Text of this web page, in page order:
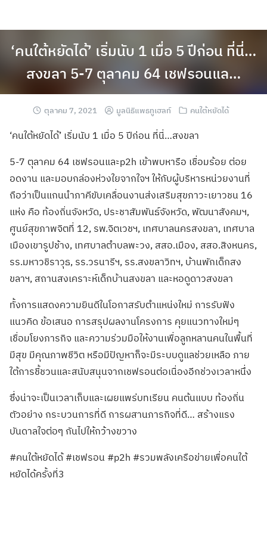
‘คนใต้หยัดได้’ เริ่มนับ 1 เมื่อ 5 ปีก่อน ที่นี่…
สงขลา 5-7 ตุลาคม 64 เชฟรอนแล…
ตุลาคม 7, 2021 มูลนิธิแพธทูเฮลท์ คนใต้หยัดได้
‘คนใต้หยัดได้’ เริ่มนับ 1 เมื่อ 5 ปีก่อน ที่นี่…สงขลา
5-7 ตุลาคม 64 เชฟรอนและp2h เข้าพบหารือ เชื่อมร้อย ต่อย
อดงาน และมอบกล่องห่วงใยจากใจฯ ให้กับผู้บริหารหน่วยงานที่
ถือว่าเป็นแกนนำภาคีขับเคลื่อนงานส่งเสริมสุขภาวะเยาวชน 16
แห่ง คือ ท้องถิ่นจังหวัด, ประชาสัมพันธ์จังหวัด, พัฒนาสังคมฯ,
ศูนย์สุขภาพจิตที่ 12, รพ.จิตเวชฯ, เทศบาลนครสงขลา, เทศบาล
เมืองเขารูปช้าง, เทศบาลตำบลพะวง, สสอ.เมือง, สสอ.สิงหนคร,
รร.มหาวชิราวุธ, รร.วรนารีฯ, รร.สงขลาวิทฯ, บ้านพักเด็กสง
ขลาฯ, สถานสงเคราะห์เด็กบ้านสงขลา และหอดูดาวสงขลา
ทั้งการแสดงความยินดีในโอกาสรับตำแหน่งใหม่ การรับฟัง
แนวคิด ข้อเสนอ การสรุปผลงานโครงการ คุยแนวทางใหม่ๆ
เชื่อมโยงภารกิจ และความร่วมมือให้งานเพื่อลูกหลานคนในพื้นที่
มีสุข มีคุณภาพชีวิต หรือมีปัญหาก็จะมีระบบดูแลช่วยเหลือ ภาย
ใต้การชี้ชวนและสนับสนุนจากเชฟรอนต่อเนื่องอีกช่วงเวลาหนึ่ง
ซึ่งน่าจะเป็นเวลาเก็บและเผยแพร่บทเรียน คนต้นแบบ ท้องถิ่น
ตัวอย่าง กระบวนการที่ดี การผสานภารกิจที่ดี… สร้างแรง
บันดาลใจต่อๆ กันไปให้กว้างขวาง
#คนใต้หยัดได้ #เชฟรอน #p2h #รวมพลังเครือข่ายเพื่อคนใต้
หยัดได้ครั้งที่3